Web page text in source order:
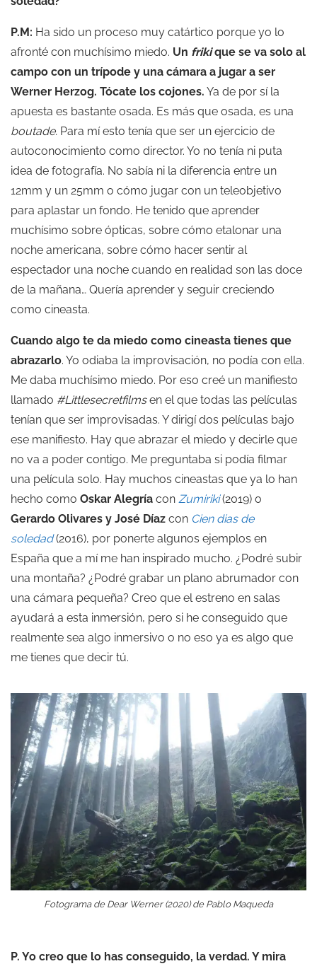
P.M: Ha sido un proceso muy catártico porque yo lo
afronté con muchísimo miedo. Un frikique se va solo al
campo con un trípode y una cámara a jugar a ser
Werner Herzog. Tócate los cojones. Ya de por sí la
apuesta es bastante osada. Es más que osada, es una
boutade. Para mí esto tenía que ser un ejercicio de
autoconocimiento como director. Yo no tenía ni puta
idea de fotografía. No sabía ni la diferencia entre un
12mm y un 25mm o cómo jugar con un teleobjetivo
para aplastar un fondo. He tenido que aprender
muchísimo sobre ópticas, sobre cómo etalonar una
noche americana, sobre cómo hacer sentir al
espectador una noche cuando en realidad son las doce
de la mañana… Quería aprender y seguir creciendo
como cineasta.
Cuando algo te da miedo como cineasta tienes que
abrazarlo. Yo odiaba la improvisación, no podía con ella.
Me daba muchísimo miedo. Por eso creé un manifiesto
llamado #Littlesecretfilms en el que todas las películas
tenían que ser improvisadas. Y dirigí dos películas bajo
ese manifiesto. Hay que abrazar el miedo y decirle que
no va a poder contigo. Me preguntaba si podía filmar
una película solo. Hay muchos cineastas que ya lo han
hecho como Oskar Alegría con Zumiriki (2019) o
Gerardo Olivares y José Díaz con Cien dias de
soledad(2016), por ponerte algunos ejemplos en
España que a mí me han inspirado mucho. ¿Podré subir
una montaña? ¿Podré grabar un plano abrumador con
una cámara pequeña? Creo que el estreno en salas
ayudará a esta inmersión, pero si he conseguido que
realmente sea algo inmersivo o no eso ya es algo que
me tienes que decir tú.
Fotograma de Dear Werner (2020) de Pablo Maqueda
P. Yo creo que lo has conseguido, la verdad. Y mira